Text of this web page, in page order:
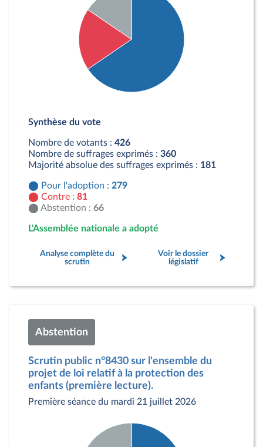
Contre : 81 députés
Synthèse du vote
Nombre de votants : 426
Nombre de suffrages exprimés : 360
Majorité absolue des suffrages exprimés : 181
Pour l'adoption : 279
Contre : 81
Abstention : 66
L'Assemblée nationale a adopté
Analyse complète du
scrutin
Voir le dossier
législatif
Abstention
Scrutin public n°8430 sur l'ensemble du
projet de loi relatif à la protection des
enfants (première lecture).
Première séance du mardi 21 juillet 2026